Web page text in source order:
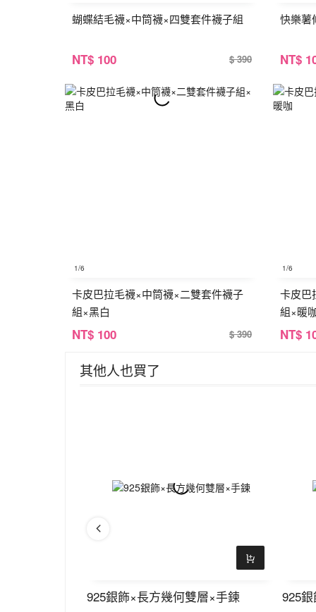
蝴蝶結毛襪×中筒襪×四雙套件襪子組
NT$ 100 $ 390
快樂薯
NT$
1/6
卡皮巴拉毛襪×中筒襪×二雙套件襪子
組×黑白
NT$ 100 $ 390
1/6
卡皮巴
組×暖
NT$
其他人也買了
925銀飾×長方幾何雙層×手鍊 925